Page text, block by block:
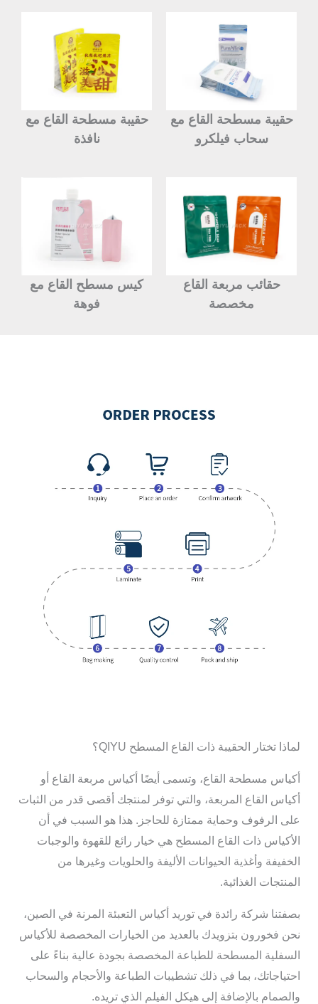
حقيبة مسطحة القاع مع
سحاب فيلكرو
حقيبة مسطحة القاع مع
نافذة
حقائب مربعة القاع
مخصصة
كيس مسطح القاع مع
فوهة
لماذا تختار الحقيبة ذات القاع المسطح QIYU؟
أكياس مسطحة القاع، وتسمى أيضًا أكياس مربعة القاع أو
أكياس القاع المربعة، والتي توفر لمنتجك أقصى قدر من الثبات
على الرفوف وحماية ممتازة للحاجز. هذا هو السبب في أن
الأكياس ذات القاع المسطح هي خيار رائع للقهوة والوجبات
الخفيفة وأغذية الحيوانات الأليفة والحلويات وغيرها من
المنتجات الغذائية.
بصفتنا شركة رائدة في توريد أكياس التعبئة المرنة في الصين،
نحن فخورون بتزويدك بالعديد من الخيارات المخصصة للأكياس
السفلية المسطحة للطباعة المخصصة بجودة عالية بناءً على
احتياجاتك، بما في ذلك تشطيبات الطباعة والأحجام والسحاب
والصمام بالإضافة إلى هيكل الفيلم الذي تريده.